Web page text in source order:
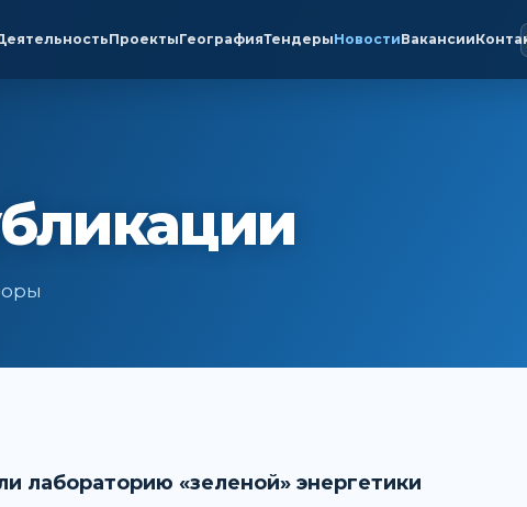
ПроектыГеографияТендерыНовостиВакансии
лабораторию «зеленой» энергетики